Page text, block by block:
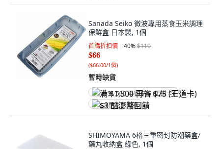
Sanada Seiko 微波專用蒸食玉米調理
保鮮盒 日本製, 1個
首購折扣價 40%$110
$66
($66.00/1個)
暫時缺貨
满 $1,500 再省 $75 (王道卡)
$3 酷澎幣回饋
SHIMOYAMA 6格三重密封防潮藥盒/
藥丸收納盒 綠色, 1個